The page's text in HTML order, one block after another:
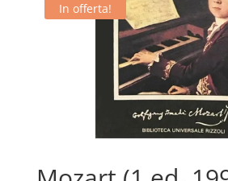
In offerta!